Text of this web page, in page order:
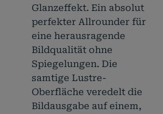
Glanzeffekt. Ein absolut
perfekter Allrounder für
eine herausragende
Bildqualität ohne
Spiegelungen. Die
samtige Lustre-
Oberfläche veredelt die
Bildausgabe auf einem,